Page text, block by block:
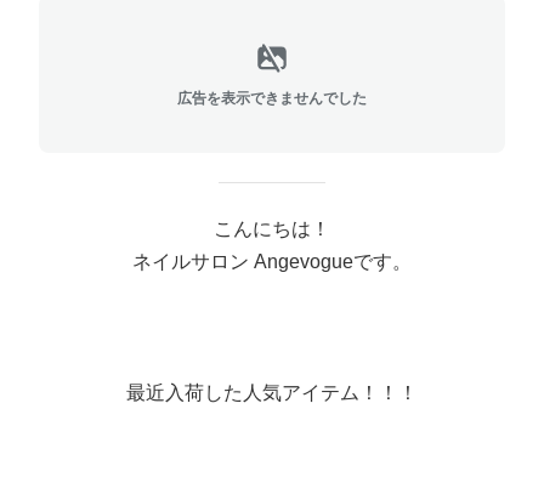
広告を表示できませんでした
こんにちは！
ネイルサロン Angevogueです。
最近入荷した人気アイテム！！！